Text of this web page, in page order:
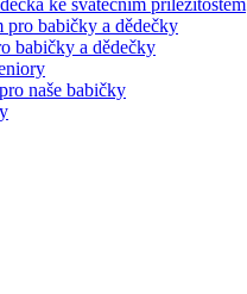
ke svátečním příležitostem
pro babičky a dědečky
babičky a dědečky
naše babičky